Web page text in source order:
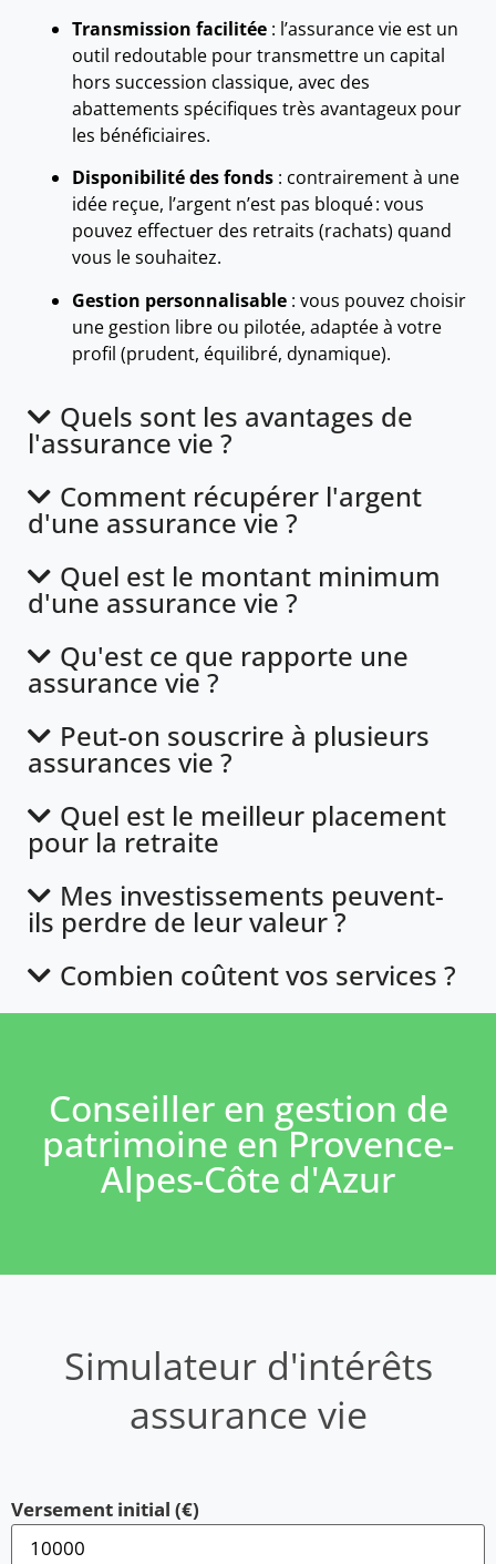
Transmission facilitée : l’assurance vie est un
outil redoutable pour transmettre un capital
hors succession classique, avec des
abattements spécifiques très avantageux pour
les bénéficiaires.
Disponibilité des fonds : contrairement à une
idée reçue, l’argent n’est pas bloqué : vous
pouvez effectuer des retraits (rachats) quand
vous le souhaitez.
Gestion personnalisable : vous pouvez choisir
une gestion libre ou pilotée, adaptée à votre
profil (prudent, équilibré, dynamique).
Quels sont les avantages de
l'assurance vie ?
Comment récupérer l'argent
d'une assurance vie ?
Quel est le montant minimum
d'une assurance vie ?
Qu'est ce que rapporte une
assurance vie ?
Peut-on souscrire à plusieurs
assurances vie ?
Quel est le meilleur placement
pour la retraite
Mes investissements peuvent-
ils perdre de leur valeur ?
Combien coûtent vos services ?
Conseiller en gestion de
patrimoine en Provence-
Alpes-Côte d'Azur
Simulateur d'intérêts
assurance vie
Versement initial (€)